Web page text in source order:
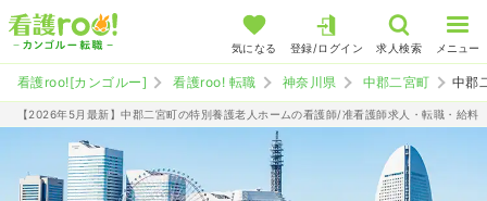
気になる 登録/ログイン 求人検索 メニュー
看護roo![カンゴルー] 看護roo! 転職 神奈川県 中郡二宮町 中郡
【2026年5月最新】中郡二宮町の特別養護老人ホームの看護師/准看護師求人・転職・給料